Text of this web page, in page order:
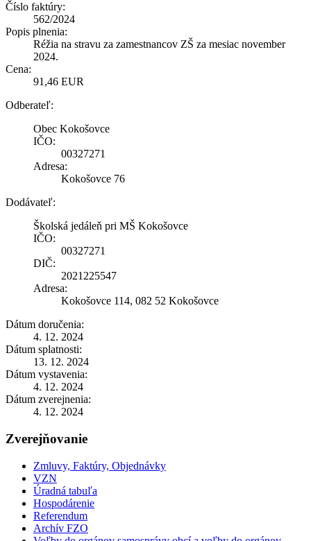
Číslo faktúry:
562/2024
Popis plnenia:
Réžia na stravu za zamestnancov ZŠ za mesiac november
2024.
Cena:
91,46 EUR
Odberateľ:
Obec Kokošovce
IČO:
00327271
Adresa:
Kokošovce 76
Dodávateľ:
Školská jedáleň pri MŠ Kokošovce
IČO:
00327271
DIČ:
2021225547
Adresa:
Kokošovce 114, 082 52 Kokošovce
Dátum doručenia:
4. 12. 2024
Dátum splatnosti:
13. 12. 2024
Dátum vystavenia:
4. 12. 2024
Dátum zverejnenia:
4. 12. 2024
Zverejňovanie
Zmluvy, Faktúry, Objednávky
VZN
Úradná tabuľa
Hospodárenie
Referendum
Archív FZO